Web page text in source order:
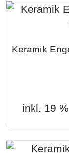
Keramik
inkl. 19